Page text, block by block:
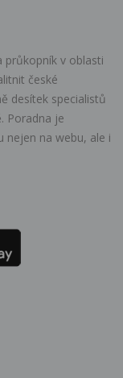
průkopník v oblasti
české
desítek specialistů
Poradna je
nejen na webu, ale i